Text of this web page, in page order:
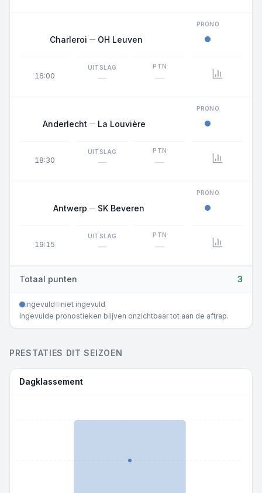
16:00
Charleroi OH Leuven
PRONO
UITSLAG
—
PTN
—
18:30
Anderlecht La Louvière
PRONO
UITSLAG
—
PTN
—
19:15
Antwerp SK Beveren
PRONO
UITSLAG
—
PTN
—
Totaal punten 3
ingevuld
niet ingevuld
Ingevulde pronostieken blijven onzichtbaar tot aan de aftrap.
PRESTATIES DIT SEIZOEN
Dagklassement